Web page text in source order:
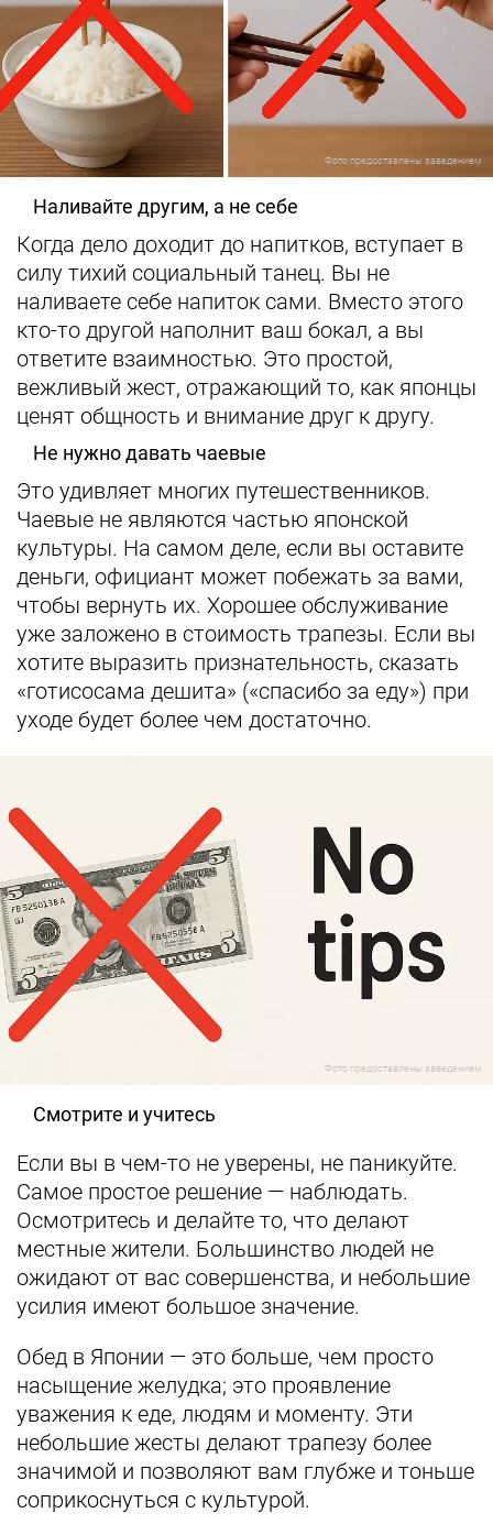
Фото предоставлены заведением
Наливайте другим, а не себе
Когда дело доходит до напитков, вступает в
силу тихий социальный танец. Вы не
наливаете себе напиток сами. Вместо этого
кто-то другой наполнит ваш бокал, а вы
ответите взаимностью. Это простой,
вежливый жест, отражающий то, как японцы
ценят общность и внимание друг к другу.
Не нужно давать чаевые
Это удивляет многих путешественников.
Чаевые не являются частью японской
культуры. На самом деле, если вы оставите
деньги, официант может побежать за вами,
чтобы вернуть их. Хорошее обслуживание
уже заложено в стоимость трапезы. Если вы
хотите выразить признательность, сказать
«готисосама дешита» («спасибо за еду») при
уходе будет более чем достаточно.
Фото предоставлены заведением
Смотрите и учитесь
Если вы в чем-то не уверены, не паникуйте.
Самое простое решение — наблюдать.
Осмотритесь и делайте то, что делают
местные жители. Большинство людей не
ожидают от вас совершенства, и небольшие
усилия имеют большое значение.
Обед в Японии — это больше, чем просто
насыщение желудка; это проявление
уважения к еде, людям и моменту. Эти
небольшие жесты делают трапезу более
значимой и позволяют вам глубже и тоньше
соприкоснуться с культурой.